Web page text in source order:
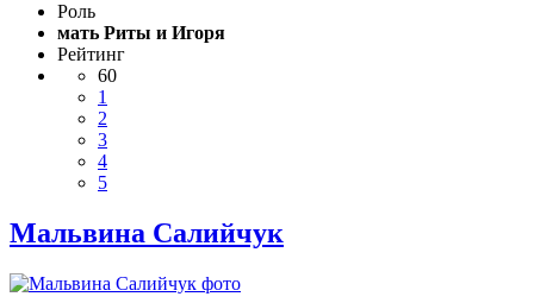
Роль
мать Риты и Игоря
Рейтинг
60
1
2
3
4
5
Мальвина Салийчук